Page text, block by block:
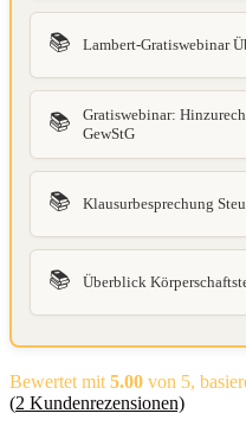
📚 Lambert-Gratiswebinar
📚
Gratiswebinar:
GewStG
📚 Klausurbesprechung
📚 Überblick
Bewertet mit 5.00 von 5,
(2 Kundenrezensionen)